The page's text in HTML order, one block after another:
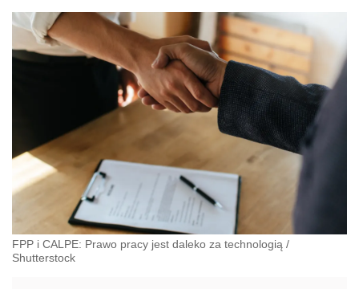
FPP i CALPE: Prawo pracy jest daleko za technologią /
Shutterstock